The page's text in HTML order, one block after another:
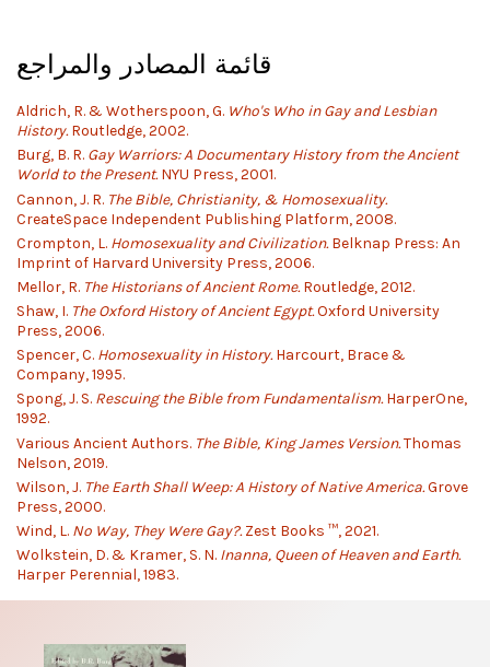
قائمة المصادر والمراجع
Aldrich, R. & Wotherspoon, G. Who's Who in Gay and Lesbian
History.Routledge, 2002.
Burg, B. R. Gay Warriors: A Documentary History from the Ancient
World to the Present.NYU Press, 2001.
Cannon, J. R. The Bible, Christianity, & Homosexuality.
CreateSpace Independent Publishing Platform, 2008.
Crompton, L. Homosexuality and Civilization.Belknap Press: An
Imprint of Harvard University Press, 2006.
Mellor, R. The Historians of Ancient Rome.Routledge, 2012.
Shaw, I. The Oxford History of Ancient Egypt.Oxford University
Press, 2006.
Spencer, C. Homosexuality in History.Harcourt, Brace &
Company, 1995.
Spong, J. S. Rescuing the Bible from Fundamentalism.HarperOne,
1992.
Various Ancient Authors. The Bible, King James Version.Thomas
Nelson, 2019.
Wilson, J. The Earth Shall Weep: A History of Native America.Grove
Press, 2000.
Wind, L. No Way, They Were Gay?.Zest Books ™, 2021.
Wolkstein, D. & Kramer, S. N. Inanna, Queen of Heaven and Earth.
Harper Perennial, 1983.